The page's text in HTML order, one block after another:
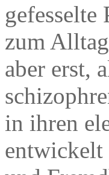
zum
aber erst,
in ihren
entwickelt